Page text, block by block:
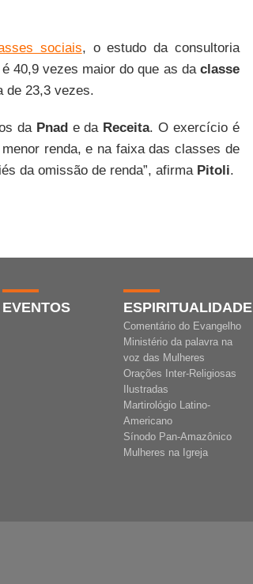
sociais, o estudo da consultoria
é 40,9 vezes maior do que as da classe
de 23,3 vezes.
da Pnade da Receita. O exercício é
renda, e na faixa das classes de
da omissão de renda”, afirma Pitoli.
EVENTOS ESPIRITUALIDADE
Comentário do Evangelho
Ministério da palavra na
voz das Mulheres
Orações Inter-Religiosas
Ilustradas
Martirológio Latino-
Americano
Sínodo Pan-Amazônico
Mulheres na Igreja